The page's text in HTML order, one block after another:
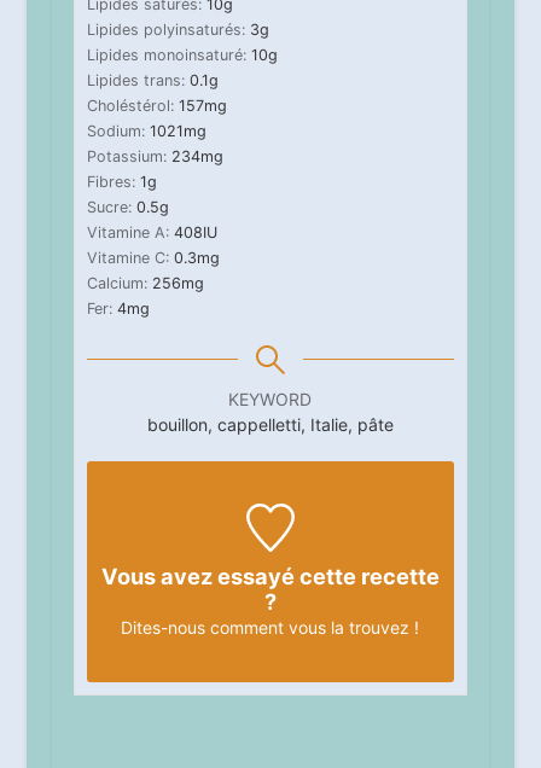
Lipides saturés: 10g
Lipides polyinsaturés: 3g
Lipides monoinsaturé: 10g
Lipides trans: 0.1g
Choléstérol: 157mg
Sodium: 1021mg
Potassium: 234mg
Fibres: 1g
Sucre: 0.5g
Vitamine A: 408IU
Vitamine C: 0.3mg
Calcium: 256mg
Fer: 4mg
KEYWORD
bouillon, cappelletti, Italie, pâte
Vous avez essayé cette recette
?
Dites-nous comment vous la trouvez !